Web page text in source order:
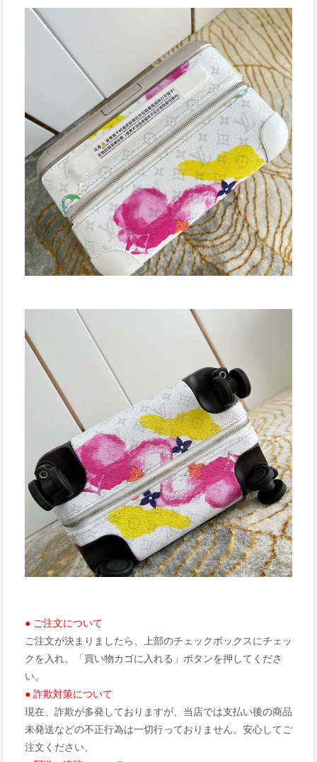
● ご注文について
ご注文が決まりましたら、上部のチェックボックスにチェッ
クを入れ、「買い物カゴに入れる」ボタンを押してくださ
い。
● 詐欺対策について
現在、詐欺が多発しておりますが、当店では支払い後の商品
未発送などの不正行為は一切行っておりません。安心してご
注文ください。